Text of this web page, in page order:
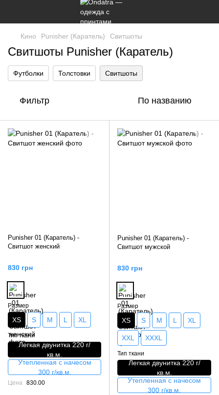
Кино Punisher (Каратель) Свитшоты
Свитшоты Punisher (Каратель)
Футболки Толстовки Свитшоты
Фильтр По названию
Punisher 01 (Каратель) -
Свитшот женский
830 грн
Размер
XS S M L XL
Тип ткани
Легкая двунитка 220 г/
кв.м.
Утепленная с начесом
300 г/кв.м.
Цена 830.00
Punisher 01 (Каратель) -
Свитшот мужской
830 грн
Размер
XS S M L XL
XXL XXXL
Тип ткани
Легкая двунитка 220 г/
кв.м.
Утепленная с начесом
300 г/кв.м.